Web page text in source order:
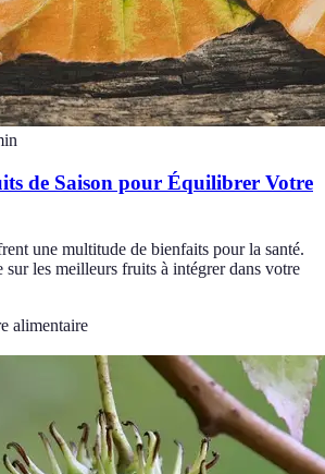
de Saison pour Équilibrer Votre
une multitude de bienfaits pour la santé.
les meilleurs fruits à intégrer dans votre
alimentaire